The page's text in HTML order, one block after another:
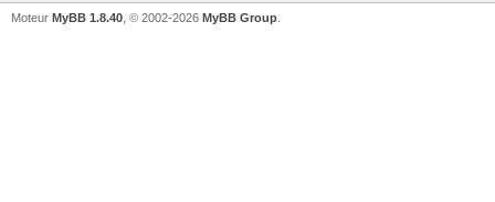
Moteur MyBB 1.8.40 , © 2002-2026 MyBB Group